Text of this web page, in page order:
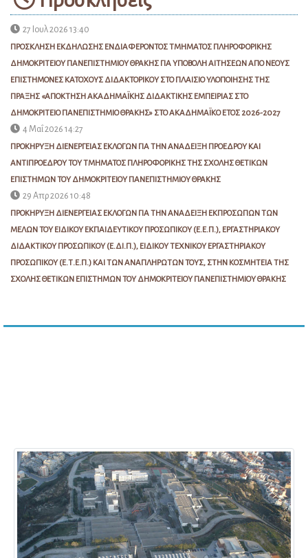
27 Ιουλ 2026 13:40
ΠΡΟΣΚΛΗΣΗ ΕΚΔΗΛΩΣΗΣ ΕΝΔΙΑΦΕΡΟΝΤΟΣ ΤΜΗΜΑΤΟΣ ΠΛΗΡΟΦΟΡΙΚΗΣ
ΔΗΜΟΚΡΙΤΕΙΟΥ ΠΑΝΕΠΙΣΤΗΜΙΟΥ ΘΡΑΚΗΣ ΓΙΑ ΥΠΟΒΟΛΗ ΑΙΤΗΣΕΩΝ ΑΠΟ ΝΕΟΥΣ
ΕΠΙΣΤΗΜΟΝΕΣ ΚΑΤΟΧΟΥΣ ΔΙΔΑΚΤΟΡΙΚΟΥ ΣΤΟ ΠΛΑΙΣΙΟ ΥΛΟΠΟΙΗΣΗΣ ΤΗΣ
ΠΡΑΞΗΣ «ΑΠΟΚΤΗΣΗ ΑΚΑΔΗΜΑΪΚΗΣ ΔΙΔΑΚΤΙΚΗΣ ΕΜΠΕΙΡΙΑΣ ΣΤΟ
ΔΗΜΟΚΡΙΤΕΙΟ ΠΑΝΕΠΙΣΤΗΜΙΟ ΘΡΑΚΗΣ» ΣΤΟ ΑΚΑΔΗΜΑΪΚΟ ΕΤΟΣ 2026-2027
4 Μαΐ 2026 14:27
ΠΡΟΚΗΡΥΞΗ ΔΙΕΝΕΡΓΕΙΑΣ ΕΚΛΟΓΩΝ ΓΙΑ ΤΗΝ ΑΝΑΔΕΙΞΗ ΠΡΟΕΔΡΟΥ ΚΑΙ
ΑΝΤΙΠΡΟΕΔΡΟΥ ΤΟΥ ΤΜΗΜΑΤΟΣ ΠΛΗΡΟΦΟΡΙΚΗΣ ΤΗΣ ΣΧΟΛΗΣ ΘΕΤΙΚΩΝ
ΕΠΙΣΤΗΜΩΝ ΤΟΥ ΔΗΜΟΚΡΙΤΕΙΟΥ ΠΑΝΕΠΙΣΤΗΜΙΟΥ ΘΡΑΚΗΣ
29 Απρ 2026 10:48
ΠΡΟΚΗΡΥΞΗ ΔΙΕΝΕΡΓΕΙΑΣ ΕΚΛΟΓΩΝ ΓΙΑ ΤΗΝ ΑΝΑΔΕΙΞΗ ΕΚΠΡΟΣΩΠΩΝ ΤΩΝ
ΜΕΛΩΝ ΤΟΥ ΕΙΔΙΚΟΥ ΕΚΠΑΙΔΕΥΤΙΚΟΥ ΠΡΟΣΩΠΙΚΟΥ (Ε.Ε.Π.), ΕΡΓΑΣΤΗΡΙΑΚΟΥ
ΔΙΔΑΚΤΙΚΟΥ ΠΡΟΣΩΠΙΚΟΥ (Ε.ΔΙ.Π.), ΕΙΔΙΚΟΥ ΤΕΧΝΙΚΟΥ ΕΡΓΑΣΤΗΡΙΑΚΟΥ
ΠΡΟΣΩΠΙΚΟΥ (Ε.Τ.Ε.Π.) ΚΑΙ ΤΩΝ ΑΝΑΠΛΗΡΩΤΩΝ ΤΟΥΣ, ΣΤΗΝ ΚΟΣΜΗΤΕΙΑ ΤΗΣ
ΣΧΟΛΗΣ ΘΕΤΙΚΩΝ ΕΠΙΣΤΗΜΩΝ ΤΟΥ ΔΗΜΟΚΡΙΤΕΙΟΥ ΠΑΝΕΠΙΣΤΗΜΙΟΥ ΘΡΑΚΗΣ